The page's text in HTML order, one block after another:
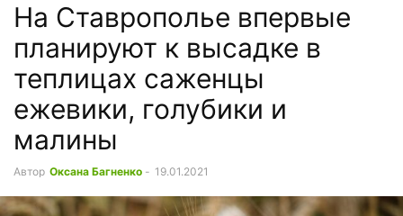
На Ставрополье впервые
планируют к высадке в
теплицах саженцы
ежевики, голубики и
малины
Автор Оксана Багненко - 19.01.2021